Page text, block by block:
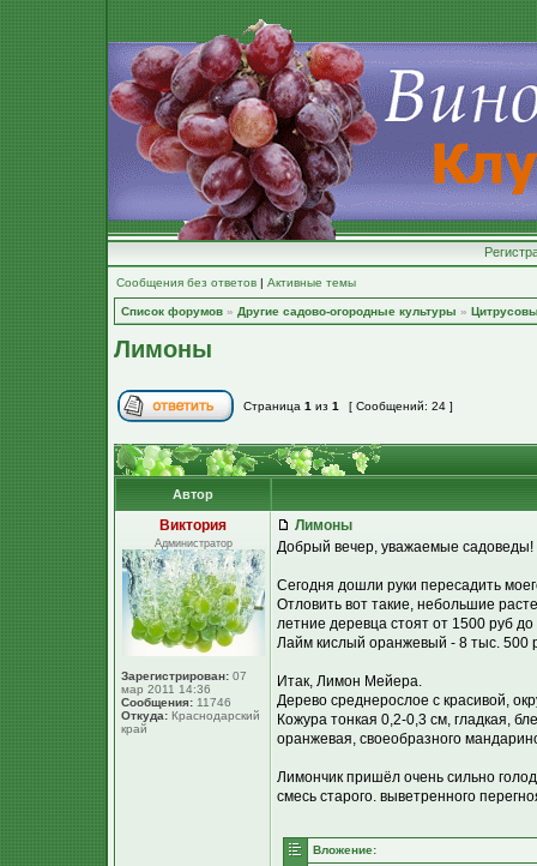
Сообщения без ответов | Активные темы
Список форумов » Другие садово-огородные культуры »
Лимоны
Страница 1 из 1 [ Сообщений: 24 ]
Автор
Виктория
Администратор
Зарегистрирован: 07
мар 2011 14:36
Сообщения: 11746
Откуда: Краснодарский
край
Лимоны
Добрый вечер, уважаемые садоведы!
Сегодня дошли руки пересадить
Отловить вот такие, небольшие
летние деревца стоят от 1500 руб
Лайм кислый оранжевый - 8 тыс. 500
Итак, Лимон Мейера.
Дерево среднерослое с красивой,
Кожура тонкая 0,2-0,3 см, гладкая,
оранжевая, своеобразного
Лимончик пришёл очень сильно
смесь старого. выветренного
Вложение: